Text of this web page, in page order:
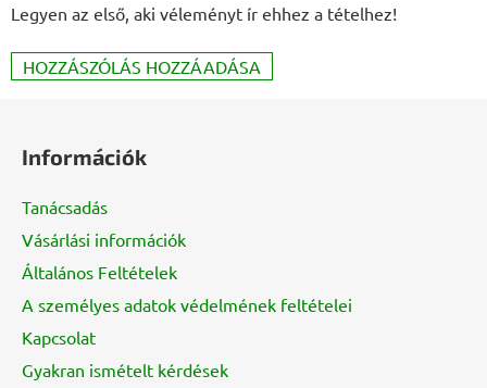
Legyen az első, aki véleményt ír ehhez a tételhez!
HOZZÁSZÓLÁS HOZZÁADÁSA
Információk
Tanácsadás
Vásárlási információk
Általános Feltételek
A személyes adatok védelmének feltételei
Kapcsolat
Gyakran ismételt kérdések